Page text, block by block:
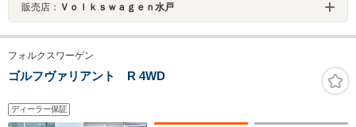
販売店： Ｖｏｌｋｓｗａｇｅｎ水戸
フォルクスワーゲン
ゴルフヴァリアント R 4WD
ディーラー保証